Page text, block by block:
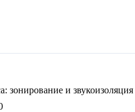
зонирование и звукоизоляция